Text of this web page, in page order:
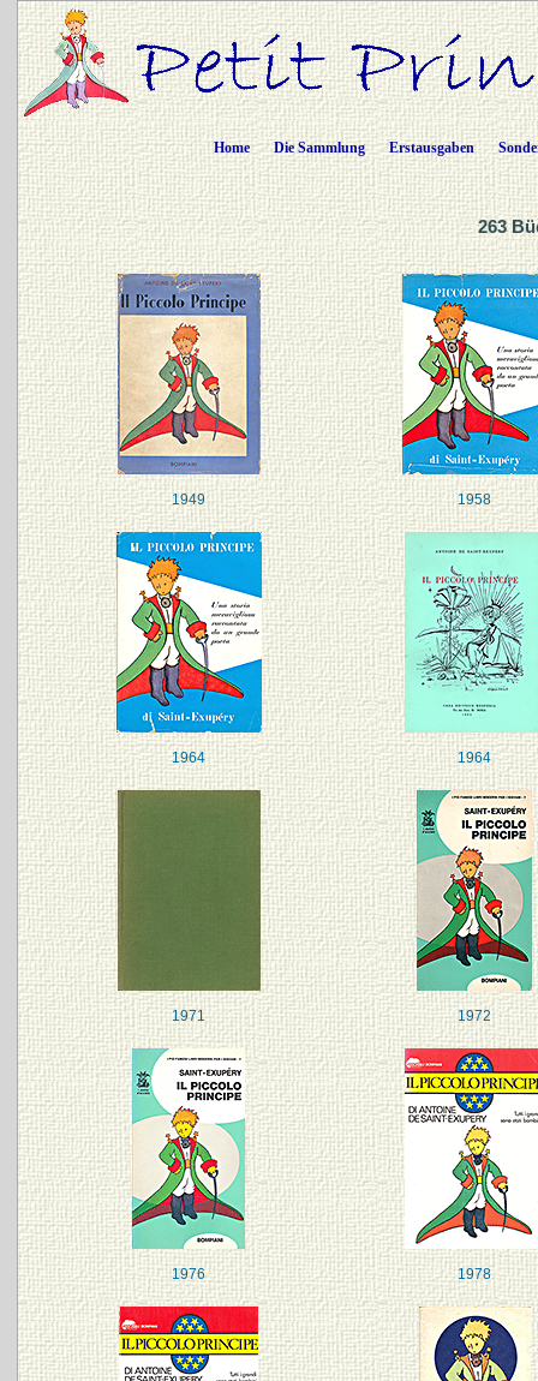
Home Die Sammlung Erstausgaben
263
1949 1958
1964 1964
1971 1972
1976 1978